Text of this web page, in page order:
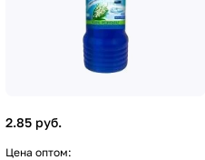
2.85 руб.
Цена оптом: